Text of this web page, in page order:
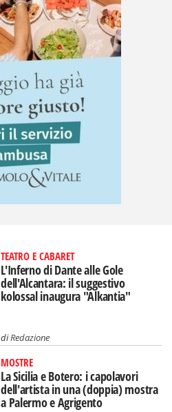
TEATRO E CABARET
L'Inferno di Dante alle Gole
dell'Alcantara: il suggestivo
kolossal inaugura "Alkantia"
diRedazione
MOSTRE
La Sicilia e Botero: i capolavori
dell'artista in una (doppia) mostra
a Palermo e Agrigento